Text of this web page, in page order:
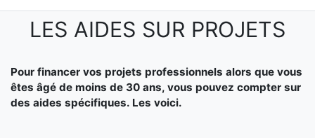
Aller au contenu principal
LES AIDES SUR PROJETS
Pour financer vos projets professionnels alors que vous
êtes âgé de moins de 30 ans, vous pouvez compter sur
des aides spécifiques. Les voici.